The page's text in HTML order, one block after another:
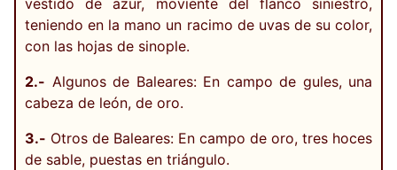
vestido de azur, moviente del flanco siniestro,
teniendo en la mano un racimo de uvas de su color,
con las hojas de sinople.
2.- Algunos de Baleares: En campo de gules, una
cabeza de león, de oro.
3.- Otros de Baleares: En campo de oro, tres hoces
de sable, puestas en triángulo.